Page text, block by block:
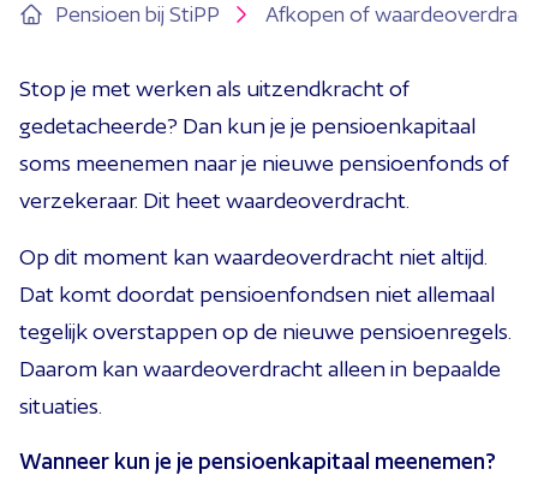
Pensioen bij StiPP Afkopen of
Stop je met werken als uitzendkracht of
gedetacheerde? Dan kun je je pensioenkapitaal
soms meenemen naar je nieuwe pensioenfonds of
verzekeraar. Dit heet waardeoverdracht.
Op dit moment kan waardeoverdracht niet altijd.
Dat komt doordat pensioenfondsen niet allemaal
tegelijk overstappen op de nieuwe pensioenregels.
Daarom kan waardeoverdracht alleen in bepaalde
situaties.
Wanneer kun je je pensioenkapitaal meenemen?